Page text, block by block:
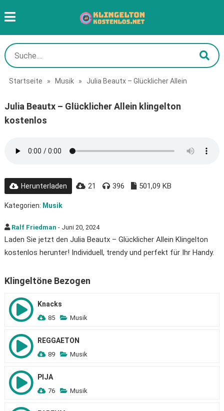
Startseite » Musik » Julia Beautx – Glücklicher Allein
Julia Beautx – Glücklicher Allein klingelton
kostenlos
Herunterladen 21 396 501,09 KB
Kategorien: Musik
Ralf Friedman - Juni 20, 2024
Laden Sie jetzt den Julia Beautx – Glücklicher Allein Klingelton
kostenlos herunter! Individuell, trendy und perfekt für Ihr Handy.
Klingeltöne Bezogen
Knacks
85 Musik
REGGAETON
89 Musik
PIJA
76 Musik